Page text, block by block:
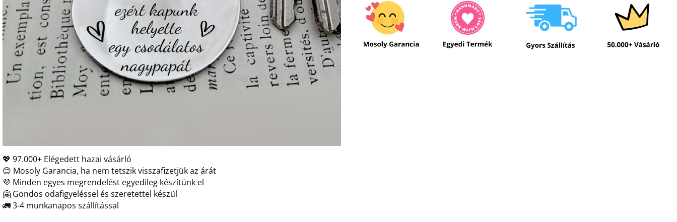
💖 97.000+ Elégedett hazai vásárló
😊 Mosoly Garancia, ha nem tetszik visszafizetjük az árát
💜 Minden egyes megrendelést egyedileg készítünk el
🤗 Gondos odafigyeléssel és szeretettel készül
🚛 3-4 munkanapos szállítással